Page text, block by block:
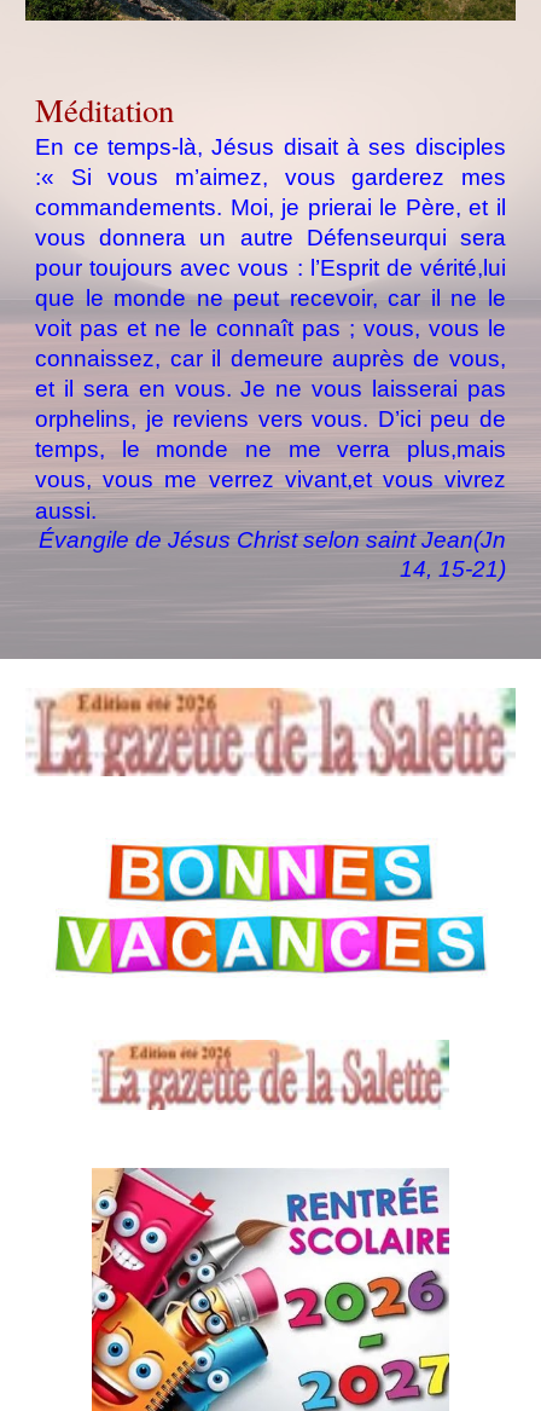
Méditation
En ce temps-là, Jésus disait à ses disciples
:« Si vous m’aimez, vous garderez mes
commandements. Moi, je prierai le Père, et il
vous donnera un autre Défenseurqui sera
pour toujours avec vous : l’Esprit de vérité,lui
que le monde ne peut recevoir, car il ne le
voit pas et ne le connaît pas ; vous, vous le
connaissez, car il demeure auprès de vous,
et il sera en vous. Je ne vous laisserai pas
orphelins, je reviens vers vous. D’ici peu de
temps, le monde ne me verra plus,mais
vous, vous me verrez vivant,et vous vivrez
aussi.
Évangile de Jésus Christ selon saint Jean(Jn
14, 15-21)